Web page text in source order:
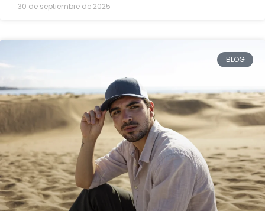
30 de septiembre de 2025
BLOG